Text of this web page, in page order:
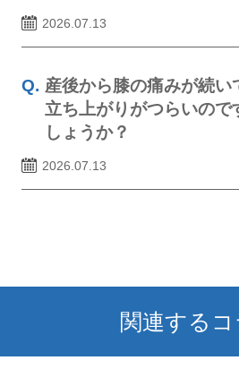
2026.07.13
産後から膝の痛みが続い
立ち上がりがつらいので
しょうか？
2026.07.13
関連するコ